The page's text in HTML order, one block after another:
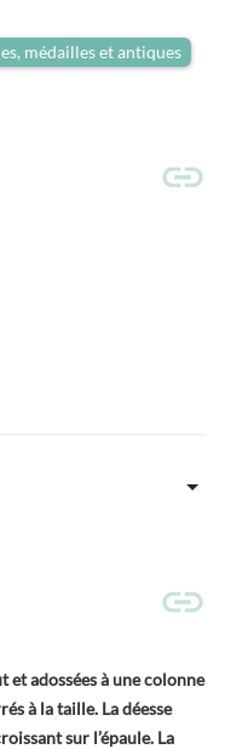
médailles et antiques
adossées à une colonne
à la taille. La déesse
sur l’épaule. La